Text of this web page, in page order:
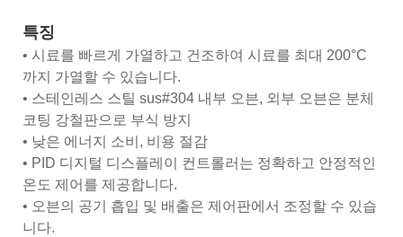
특징
• 시료를 빠르게 가열하고 건조하여 시료를 최대 200°C
까지 가열할 수 있습니다.
• 스테인레스 스틸 sus#304 내부 오븐, 외부 오븐은 분체
코팅 강철판으로 부식 방지
• 낮은 에너지 소비, 비용 절감
• PID 디지털 디스플레이 컨트롤러는 정확하고 안정적인
온도 제어를 제공합니다.
• 오븐의 공기 흡입 및 배출은 제어판에서 조정할 수 있습
니다.